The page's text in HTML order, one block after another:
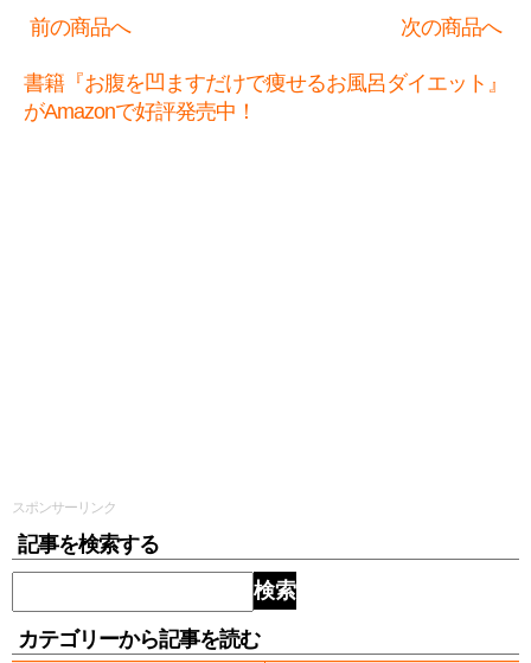
前の商品へ 次の商品へ
書籍『お腹を凹ますだけで痩せるお風呂ダイエット』
がAmazonで好評発売中！
スポンサーリンク
記事を検索する
検索
カテゴリーから記事を読む